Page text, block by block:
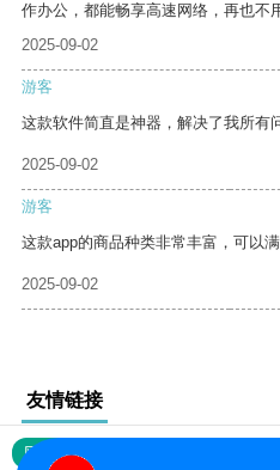
作办公，都能畅享高速网络，再也不
2025-09-02
游客
这款软件简直是神器，解决了我所有
2025-09-02
游客
这款app的商品种类非常丰富，可以
2025-09-02
友情链接
网站地图